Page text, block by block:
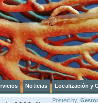
Noticias Localización y
Posted by: